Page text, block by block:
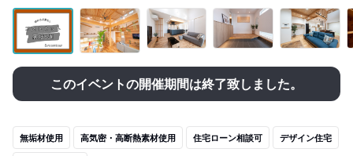
このイベントの開催期間は終了致しました。
無垢材使用 高気密・高断熱素材使用 住宅ローン相談可 デザイン住宅